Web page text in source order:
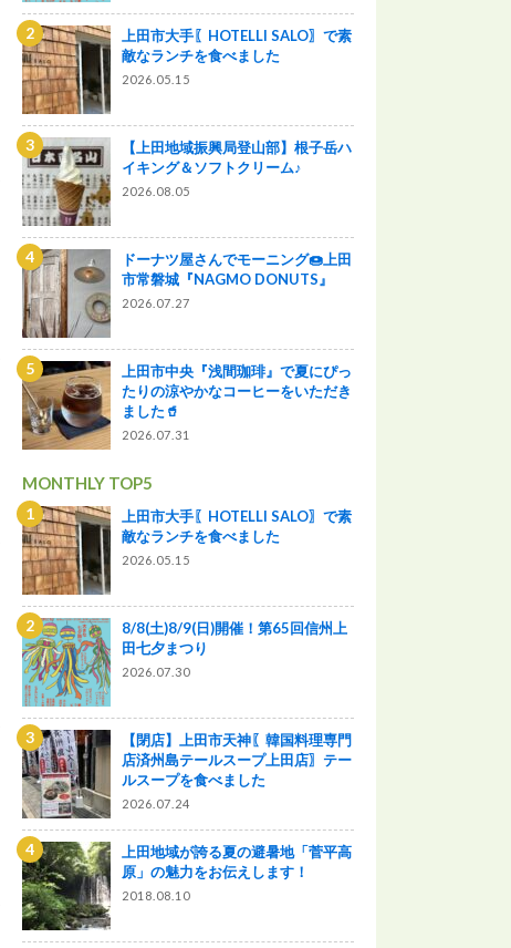
上田市大手〖HOTELLI SALO〗で素
敵なランチを食べました
2026.05.15
【上田地域振興局登山部】根子岳ハ
イキング＆ソフトクリーム♪
2026.08.05
ドーナツ屋さんでモーニング🍩上田
市常磐城『NAGMO DONUTS』
2026.07.27
上田市中央『浅間珈琲』で夏にぴっ
たりの涼やかなコーヒーをいただき
ました🥤
2026.07.31
MONTHLY TOP5
上田市大手〖HOTELLI SALO〗で素
敵なランチを食べました
2026.05.15
8/8(土)8/9(日)開催！第65回信州上
田七夕まつり
2026.07.30
【閉店】上田市天神〖韓国料理専門
店済州島テールスープ上田店〗テー
ルスープを食べました
2026.07.24
上田地域が誇る夏の避暑地「菅平高
原」の魅力をお伝えします！
2018.08.10